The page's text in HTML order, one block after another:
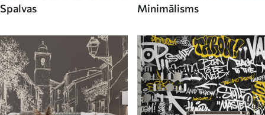
Spalvas Minimālisms